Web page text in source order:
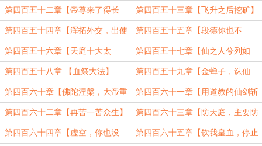
中全是利益】 人】
第四百五十二章【帝尊来了得长
生】
第四百五十三章【飞升之后挖矿】
第四百五十四章【浑拓外交，出使
永恒】
第四百五十五章【段德你也不
想……】
第四百五十六章【天庭十大太
子！】
第四百五十七章【仙之人兮列如
麻】
第四百五十八章 【血祭大法】 第四百五十九章【金蝉子，诛仙
剑】
第四百六十章【佛陀涅槃，大帝重
生】
第四百六十一章【用道教的仙剑斩
佛陀】
第四百六十二章【再苦一苦众生】 第四百六十三章【防天庭，主要防
禁区】
第四百六十四章【虚空，你也没 第四百六十五章【饮我皇血，停止